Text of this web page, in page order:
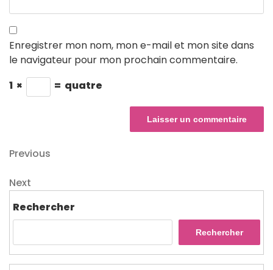
Enregistrer mon nom, mon e-mail et mon site dans
le navigateur pour mon prochain commentaire.
1 × = quatre
Navigation
de
l’article
Previous
Previous
Next
Next
Rechercher
Rechercher